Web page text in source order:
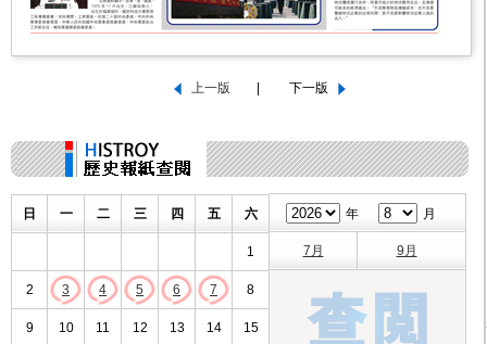
日 一 二 三 四 五 六
1
2 3 4 5 6 7 8
9 10 11 12 13 14 15
年 月
7月 9月